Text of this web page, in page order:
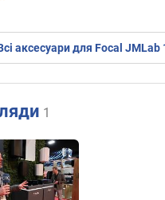
аксесуари для Focal JMLab
1